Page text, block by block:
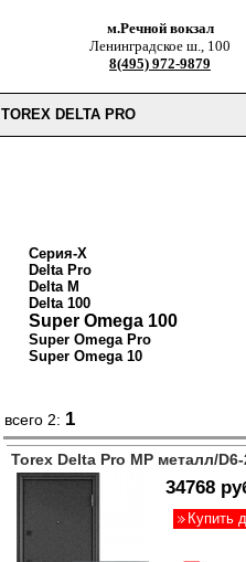
м.Речной вокзал
Ленинградское ш., 100
8(495) 972-9879
TOREX DELTA PRO
Серия-X
Delta Pro
Delta M
Delta 100
Super Omega 100
Super Omega Pro
Super Omega 10
всего 2: 1
Torex Delta Pro MP металл/
34768
Купить